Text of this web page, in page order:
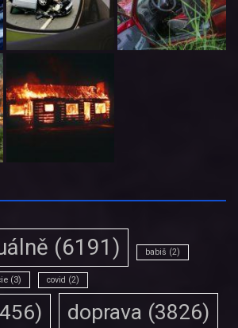
(6191) babiš (2)
(3) covid (2)
doprava (3826)